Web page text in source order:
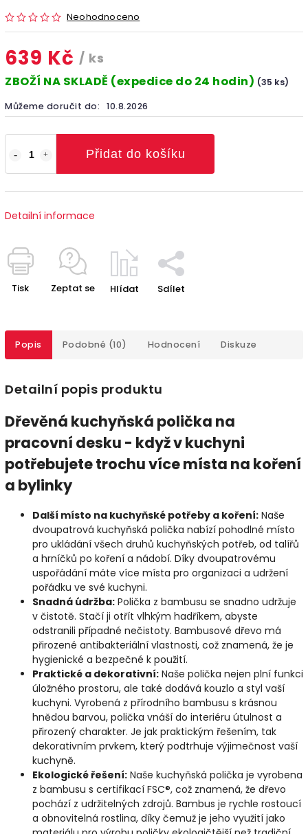
Neohodnoceno
639 Kč / ks
ZBOŽÍ NA SKLADĚ (expedice do 24 hodin) (35 ks)
Můžeme doručit do: 10.8.2026
Přidat do košíku
Detailní informace
Tisk Zeptat se Hlídat Sdílet
Popis Podobné (10) Hodnocení Diskuze
Detailní popis produktu
Dřevěná kuchyňská polička na
pracovní desku - když v kuchyni
potřebujete trochu více místa na koření
a bylinky
Další místo na kuchyňské potřeby a koření: Naše
dvoupatrová kuchyňská polička nabízí pohodlné místo
pro ukládání všech druhů kuchyňských potřeb, od talířů
a hrníčků po koření a nádobí. Díky dvoupatrovému
uspořádání máte více místa pro organizaci a udržení
pořádku ve své kuchyni.
Snadná údržba: Polička z bambusu se snadno udržuje
v čistotě. Stačí ji otřít vlhkým hadříkem, abyste
odstranili případné nečistoty. Bambusové dřevo má
přirozené antibakteriální vlastnosti, což znamená, že je
hygienické a bezpečné k použití.
Praktické a dekorativní: Naše polička nejen plní funkci
úložného prostoru, ale také dodává kouzlo a styl vaší
kuchyni. Vyrobená z přírodního bambusu s krásnou
hnědou barvou, polička vnáší do interiéru útulnost a
přirozený charakter. Je jak praktickým řešením, tak
dekorativním prvkem, který podtrhuje výjimečnost vaší
kuchyně.
Ekologické řešení: Naše kuchyňská polička je vyrobena
z bambusu s certifikací FSC®, což znamená, že dřevo
pochází z udržitelných zdrojů. Bambus je rychle rostoucí
a obnovitelná rostlina, díky čemuž je jeho využití jako